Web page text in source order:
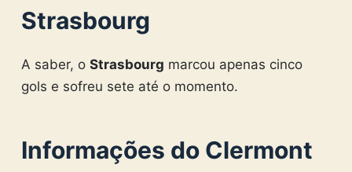
Strasbourg
A saber, o Strasbourg marcou apenas cinco
gols e sofreu sete até o momento.
Informações do Clermont